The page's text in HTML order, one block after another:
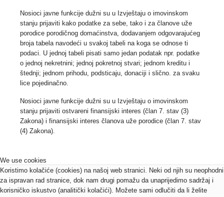
Nosioci javne funkcije dužni su u Izvještaju o imovinskom
stanju prijaviti kako podatke za sebe, tako i za članove uže
porodice porodičnog domaćinstva, dodavanjem odgovarajućeg
broja tabela navodeći u svakoj tabeli na koga se odnose ti
podaci. U jednoj tabeli pisati samo jedan podatak npr. podatke
o jednoj nekretnini; jednoj pokretnoj stvari; jednom kreditu i
štednji; jednom prihodu, podsticaju, donaciji i slično. za svaku
lice pojedinačno.
Nosioci javne funkcije dužni su u Izvještaju o imovinskom
stanju prijaviti ostvareni finansijski interes (član 7. stav (3)
Zakona) i finansijski interes članova uže porodice (član 7. stav
(4) Zakona).
We use cookies
Koristimo kolačiće (cookies) na našoj web stranici. Neki od njih su neophodni
za ispravan rad stranice, dok nam drugi pomažu da unaprijedimo sadržaj i
korisničko iskustvo (analitički kolačići). Možete sami odlučiti da li želite